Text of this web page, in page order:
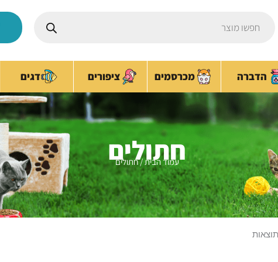
הדברה מכרסמים ציפורים דגים
חתולים
עמוד הבית/ חתולים